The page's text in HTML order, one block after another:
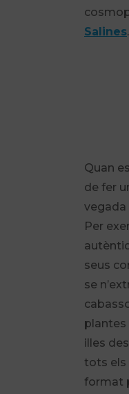
Salines
Quan
de fer
vegada
Per
seus
se
plantes
illes des
tots els
format